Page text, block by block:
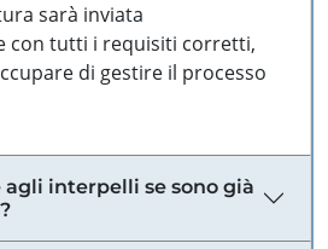
sarà inviata
con tutti i requisiti corretti,
di gestire il processo
agli interpelli se sono già